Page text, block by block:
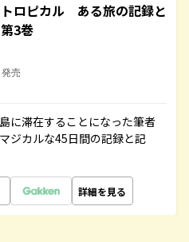
ロピカル ある旅の記録と
3巻
売
に滞在することになった筆者
ジカルな45日間の記録と記
詳細を見る